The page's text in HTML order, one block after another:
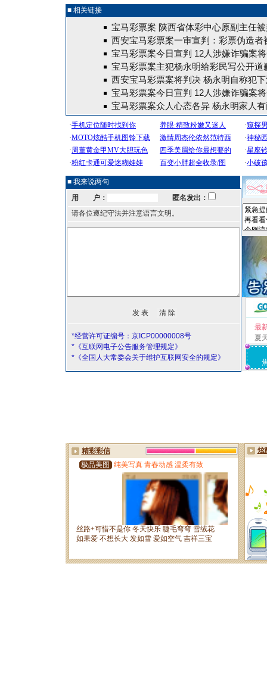
■ 相关链接
宝马彩票案 陕西省体彩中心原副主任
西安宝马彩票案一审宣判：彩票伪造者
宝马彩票案今日宣判 12人涉嫌诈骗案
宝马彩票案主犯杨永明给彩民写公开道
西安宝马彩票案将判决 杨永明自称犯
宝马彩票案今日宣判 12人涉嫌诈骗案
宝马彩票案众人心态各异 杨永明家人
■ 我来说两句
用 户：
匿名发出：
请各位遵纪守法并注意语言文明。
*经营许可证编号：京ICP00000008号
*《互联网电子公告服务管理规定》
*《全国人大常委会关于维护互联网安全的规定》
最
夏